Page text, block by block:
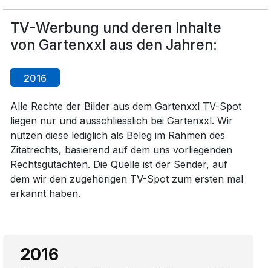
TV-Werbung und deren Inhalte
von Gartenxxl aus den Jahren:
2016
Alle Rechte der Bilder aus dem Gartenxxl TV-Spot
liegen nur und ausschliesslich bei Gartenxxl. Wir
nutzen diese lediglich als Beleg im Rahmen des
Zitatrechts, basierend auf dem uns vorliegenden
Rechtsgutachten. Die Quelle ist der Sender, auf
dem wir den zugehörigen TV-Spot zum ersten mal
erkannt haben.
2016